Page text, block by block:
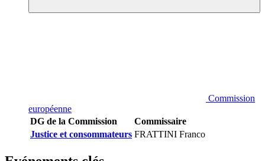
Commission
européenne
DG de la Commission
Commissaire
Justice et consommateurs FRATTINI Franco